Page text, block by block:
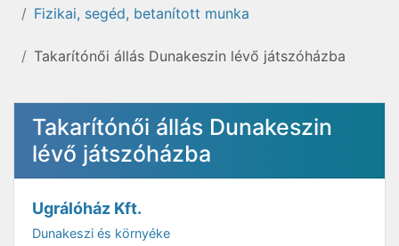
Fizikai, segéd, betanított munka
Takarítónői állás Dunakeszin lévő játszóházba
Takarítónői állás Dunakeszin
lévő játszóházba
Ugrálóház Kft.
Dunakeszi és környéke